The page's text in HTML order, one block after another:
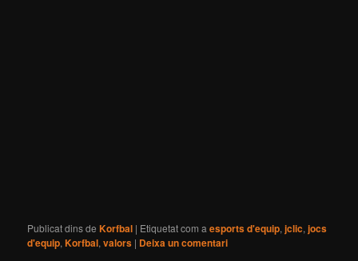
Publicat dins de Korfbal | Etiquetat com a esports d'equip,jclic,jocs
d'equip,Korfbal,valors | Deixa un comentari